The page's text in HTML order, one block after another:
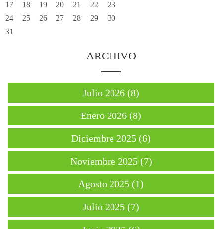
17
18 19 20 21 22
23
24
25 26 27 28 29
30
31
ARCHIVO
Julio 2026 (8)
Enero 2026 (8)
Diciembre 2025 (6)
Noviembre 2025 (7)
Agosto 2025 (1)
Julio 2025 (7)